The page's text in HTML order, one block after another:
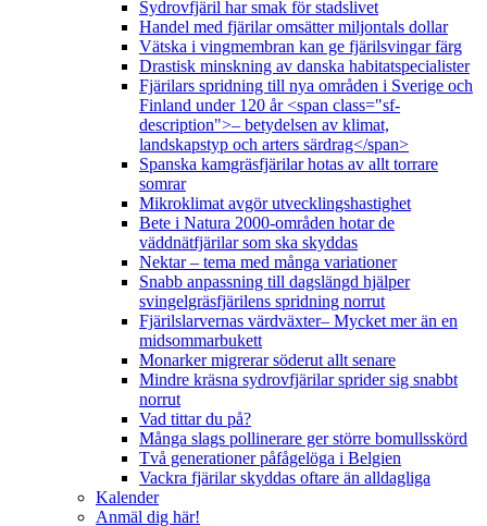
Sydrovfjäril har smak för stadslivet
Handel med fjärilar omsätter miljontals dollar
Vätska i vingmembran kan ge fjärilsvingar färg
Drastisk minskning av danska habitatspecialister
Fjärilars spridning till nya områden i Sverige och
Finland under 120 år <span class="sf-
description">– betydelsen av klimat,
landskapstyp och arters särdrag</span>
Spanska kamgräsfjärilar hotas av allt torrare
somrar
Mikroklimat avgör utvecklingshastighet
Bete i Natura 2000-områden hotar de
väddnätfjärilar som ska skyddas
Nektar – tema med många variationer
Snabb anpassning till dagslängd hjälper
svingelgräsfjärilens spridning norrut
Fjärilslarvernas värdväxter– Mycket mer än en
midsommarbukett
Monarker migrerar söderut allt senare
Mindre kräsna sydrovfjärilar sprider sig snabbt
norrut
Vad tittar du på?
Många slags pollinerare ger större bomullsskörd
Två generationer påfågelöga i Belgien
Vackra fjärilar skyddas oftare än alldagliga
Kalender
Anmäl dig här!